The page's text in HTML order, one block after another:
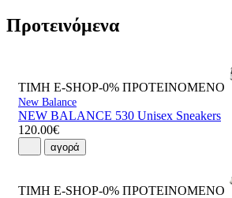
Προτεινόμενα
ΤΙΜΗ E-SHOP-0% ΠΡΟΤΕΙΝΟΜΕΝΟ
New Balance
NEW BALANCE 530 Unisex Sneakers
120.00€
αγορά
ΤΙΜΗ E-SHOP-0% ΠΡΟΤΕΙΝΟΜΕΝΟ